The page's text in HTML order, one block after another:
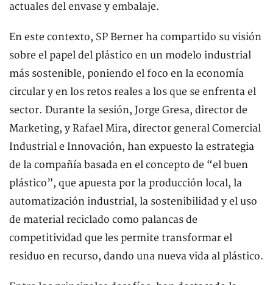
actuales del envase y embalaje.
En este contexto, SP Berner ha compartido su visión
sobre el papel del plástico en un modelo industrial
más sostenible, poniendo el foco en la economía
circular y en los retos reales a los que se enfrenta el
sector. Durante la sesión, Jorge Gresa, director de
Marketing, y Rafael Mira, director general Comercial
Industrial e Innovación, han expuesto la estrategia
de la compañía basada en el concepto de “el buen
plástico”, que apuesta por la producción local, la
automatización industrial, la sostenibilidad y el uso
de material reciclado como palancas de
competitividad que les permite transformar el
residuo en recurso, dando una nueva vida al plástico.